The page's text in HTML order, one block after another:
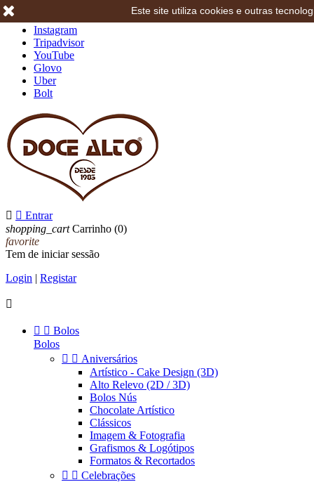
Instagram
Tripadvisor
YouTube
Glovo
Uber
Bolt
  Entrar
shopping_cart Carrinho (0)
favorite
Tem de iniciar sessão
Login | Registar

  Bolos
Bolos
  Aniversários
Artístico - Cake Design (3D)
Alto Relevo (2D / 3D)
Bolos Nús
Chocolate Artístico
Clássicos
Imagem & Fotografia
Grafismos & Logótipos
Formatos & Recortados
  Celebrações
Este site utiliza cookies e outras